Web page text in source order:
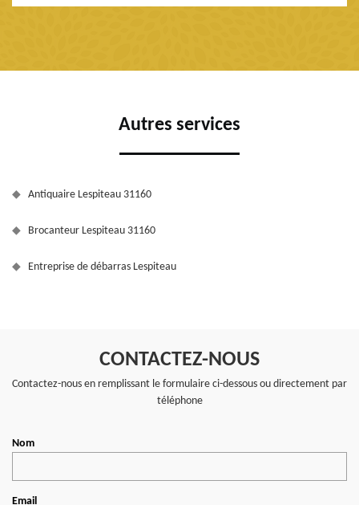
Autres services
Antiquaire Lespiteau 31160
Brocanteur Lespiteau 31160
Entreprise de débarras Lespiteau
CONTACTEZ-NOUS
Contactez-nous en remplissant le formulaire ci-dessous ou directement par
téléphone
Nom
Email